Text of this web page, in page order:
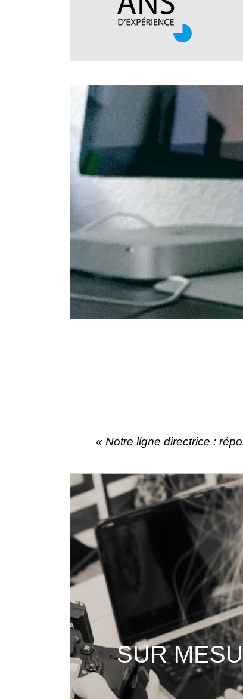
« Notre ligne directrice :
SUR